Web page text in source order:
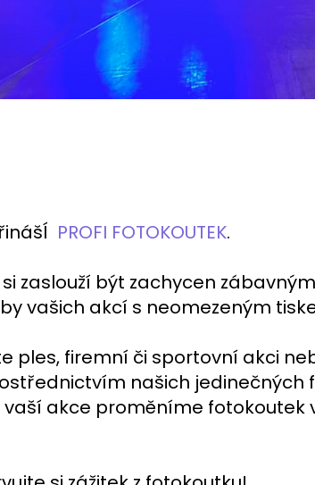
PROFI FOTOKOUTEK.
zaslouží být zachycen
vašich akcí s neomezeným
ples, firemní či sportovní akci
našich jedinečných
akce proměníme